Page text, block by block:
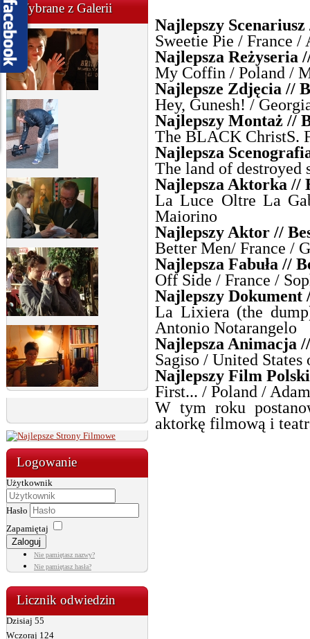
Wybrane z Galerii
Logowanie
Użytkownik
Hasło
Zapamiętaj
Zaloguj
Nie pamiętasz nazwy?
Nie pamiętasz hasła?
Licznik odwiedzin
Dzisiaj 55
Wczoraj 124
Najlepszy
Sweetie Pie / France /
Najlepsza Reżyseria
My Coffin / Poland /
Najlepsze Zdjęcia //
Hey, Gunesh! /
Najlepszy Montaż //
The BLACK ChristS.
Najlepsza
The land of
Najlepsza Aktorka //
La Luce Oltre La
Maiorino
Najlepszy Aktor //
Better Men/ France /
Najlepsza Fabuła //
Off Side / France /
Najlepszy Dokument
La Lixiera (the
Antonio Notarangelo
Najlepsza Animacja
Sagiso / United
Najlepszy Film
First... / Poland /
W tym roku
aktorkę filmową i